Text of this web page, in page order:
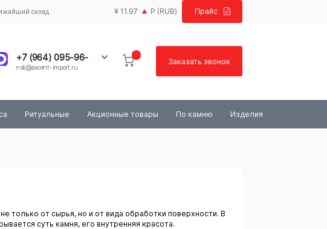
склад ¥ 11.97 Р (RUB) Прайс
+7 (964) 095-96-
40
nsk@ascent-import.ru
Заказать звонок
Ритуальные Акционные товары По камню Изделия
только от сырья, но и от вида обработки поверхности. В
суть камня, его внутренняя красота.